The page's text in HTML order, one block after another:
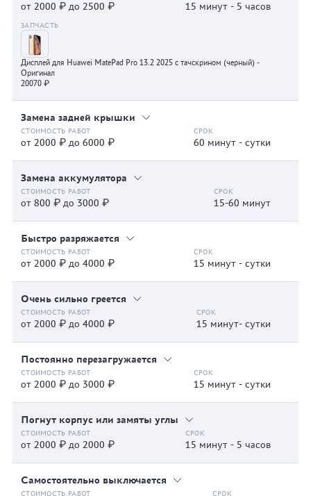
от 2000 ₽ до 2500 ₽ 15 минут - 5 часов
Дисплей для Huawei MatePad Pro 13.2 2025 с тачскрином (черный) -
Оригинал
20070 ₽
Замена задней крышки
от 2000 ₽ до 6000 ₽ 60 минут - сутки
Замена аккумулятора
от 800 ₽ до 3000 ₽ 15-60 минут
Быстро разряжается
от 2000 ₽ до 4000 ₽ 15 минут - сутки
Очень сильно греется
от 2000 ₽ до 4000 ₽ 15 минут- сутки
Постоянно перезагружается
от 2000 ₽ до 3000 ₽ 15 минут - сутки
Погнут корпус или замяты углы
от 2000 ₽ до 2000 ₽ 15 минут - 5 часов
Самостоятельно выключается